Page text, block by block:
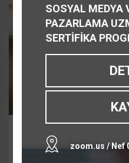
SOSYAL MEDYA
PAZARLAMA
SERTİFİKA
zoom.us / Nef
Instagram’da
Yapılır?